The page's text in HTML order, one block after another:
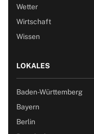
Wetter
Wirtschaft
Wissen
LOKALES
Baden-Württemberg
Bayern
Berlin